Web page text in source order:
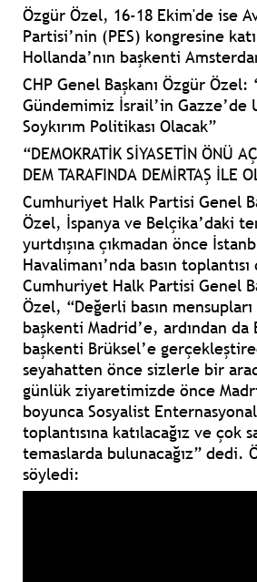
Özgür Özel, 16-18 Ekim'de ise
Partisi’nin (PES) kongresine
Hollanda’nın başkenti
CHP Genel Başkanı Özgür Özel:
Gündemimiz İsrail’in Gazze’de
Soykırım Politikası Olacak”
“DEMOKRATİK SİYASETİN ÖNÜ
DEM TARAFINDA DEMİRTAŞ İLE
Cumhuriyet Halk Partisi Genel
Özel, İspanya ve Belçika’daki
yurtdışına çıkmadan önce
Havalimanı’nda basın
Cumhuriyet Halk Partisi Genel
Özel, “Değerli basın mensupları
başkenti Madrid’e, ardından da
başkenti Brüksel’e
seyahatten önce sizlerle bir
günlük ziyaretimizde önce
boyunca Sosyalist
toplantısına katılacağız ve çok
temaslarda bulunacağız” dedi.
söyledi: